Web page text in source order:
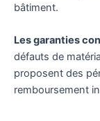
bâtiment.
Les garanties
défauts de
proposent des
remboursement